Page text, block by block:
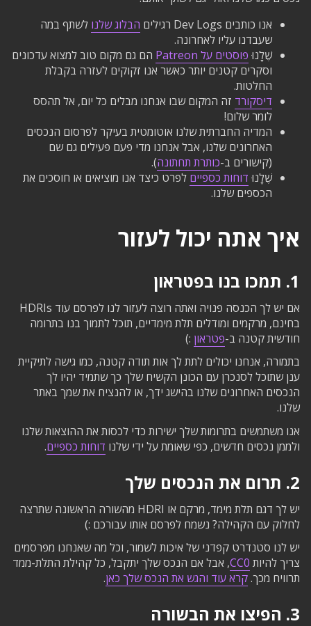
אנו כותבים Dev Logs רגילים
הבלוג שלנו לשתף במה
שעבדנו עליו לאחרונה.
שֶׁלָנוּ פוסטים על Patreon
הם גם מקום טוב למצוא עדכונים
וסקרים קטנים יותר כאשר אנו זקוקים לעזרה בקבלת
החלטות.
דיסקורד זה המקום שבו אנחנו מבלים כל יום, אל תהסס
לומר שלום!
המדיה החברתית שלנו אוטומטית בעיקר לפרסום הנכסים
האחרונים שלנו, אבל אנחנו מדי פעם פעילים גם שם
(קישורים ב-כותרת תחתונה).
שֶׁלָנוּ דוחות כספיים לפרט כיצד אנו מוציאים או חוסכים את
הכספים שלנו.
איך אתה יכול לעזור
1. תמכו בנו בפטראון
אם יש לך הכנסה פנויה ואתה רוצה לעזור לנו לפרסם עוד HDRIs
בחינם, מרקמים ומודלים תלת מימדיים, תוכל לתמוך בנו בתרומה
חודשית קטנה ב-פטראון :)
בתמורה, אנחנו יכולים לתת לך אות תודה קטנה, כמו גישה לתיקיית
ענן שתוכל לסנכרן עם הכונן הקשיח שלך כך שתמיד יהיו לך
הנכסים האחרונים שלנו בהישג ידך, או להנציח את שמך באתר
שלנו.
אנו משתמשים בתרומות שלך ישירות כדי לכסות את ההוצאות שלנו
ולממן נכסים חדשים, כפי שאומת על ידי שלנו דוחות כספיים.
2. תרום את הנכסים שלך
יש לך דגם תלת מימד, מרקם או HDRI מהשורה הראשונה שתרצה
לחלוק עם הקהילה? נשמח לפרסם אותו עבורכם :)
יש לנו סטנדרט קפדני של איכות לשמור, וכל מה שאנחנו מפרסמים
צריך להיות CC0, אבל אם הנכס שלך יתקבל, כל קהילת התלת-ממד
תרוויח מכך.קרא עוד והגש את הנכס שלך כאן.
3. הפיצו את הבשורה